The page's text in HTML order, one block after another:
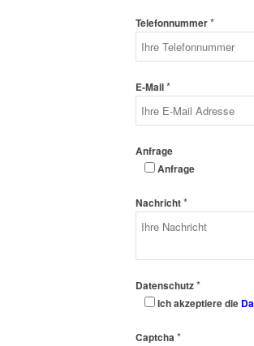
Telefonnummer*
E-Mail*
Anfrage
Anfrage
Nachricht*
Datenschutz*
Ich akzeptiere die
Captcha *